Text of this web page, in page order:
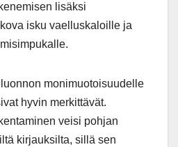
lisäksi
isku vaelluskaloille ja
monimuotoisuudelle
hyvin merkittävät.
veisi pohjan
kirjauksilta, sillä sen